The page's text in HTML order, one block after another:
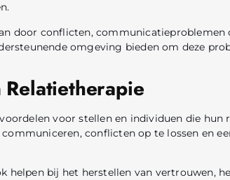
door conflicten, communicatieproblemen
omgeving bieden om deze
voor stellen en individuen die
conflicten op te lossen en
helpen bij het herstellen van vertrouwen,